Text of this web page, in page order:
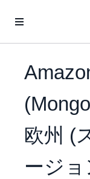
欧州 (
ージ